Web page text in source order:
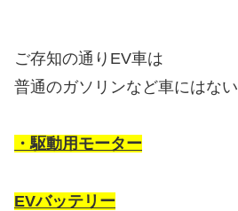
ご存知の通りEV車は
普通のガソリンなど車にはない
・駆動用モーター
EVバッテリー